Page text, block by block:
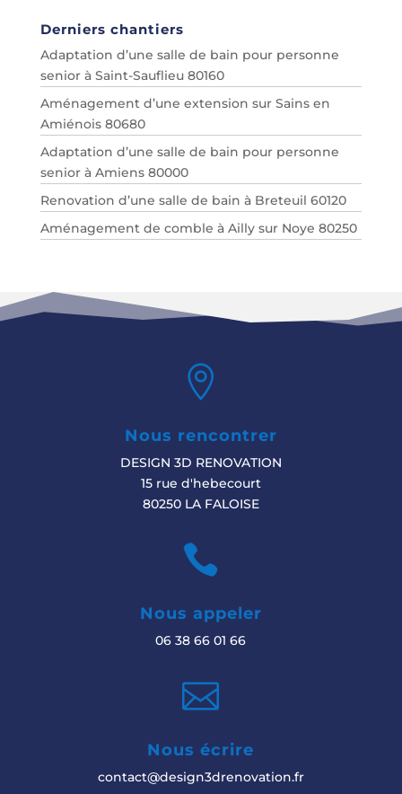
Derniers chantiers
Adaptation d’une salle de bain pour personne
senior à Saint-Sauflieu 80160
Aménagement d’une extension sur Sains en
Amiénois 80680
Adaptation d’une salle de bain pour personne
senior à Amiens 80000
Renovation d’une salle de bain à Breteuil 60120
Aménagement de comble à Ailly sur Noye 80250

Nous rencontrer
DESIGN 3D RENOVATION
15 rue d'hebecourt
80250 LA FALOISE

Nous appeler
06 38 66 01 66

Nous écrire
contact@design3drenovation.fr